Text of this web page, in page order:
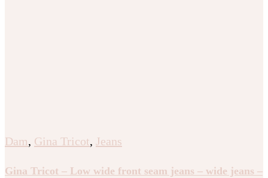
Dam, Gina Tricot, Jeans
Gina Tricot – Low wide front seam jeans – wide jeans –